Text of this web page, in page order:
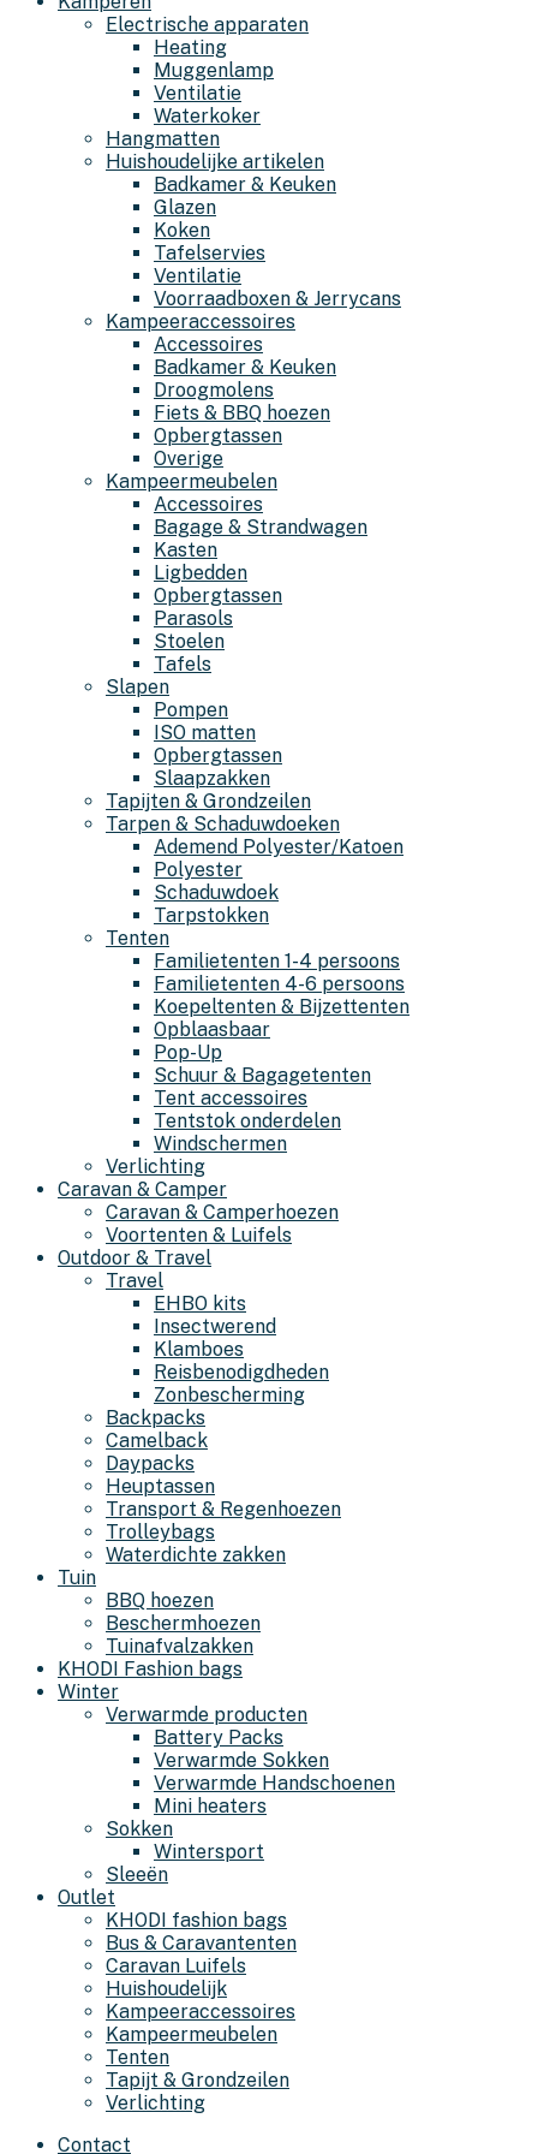
Electrische apparaten
Heating
Muggenlamp
Ventilatie
Waterkoker
Hangmatten
Huishoudelijke artikelen
Badkamer & Keuken
Glazen
Koken
Tafelservies
Ventilatie
Voorraadboxen & Jerrycans
Kampeeraccessoires
Accessoires
Badkamer & Keuken
Droogmolens
Fiets & BBQ hoezen
Opbergtassen
Overige
Kampeermeubelen
Accessoires
Bagage & Strandwagen
Kasten
Ligbedden
Opbergtassen
Parasols
Stoelen
Tafels
Slapen
Pompen
ISO matten
Opbergtassen
Slaapzakken
Tapijten & Grondzeilen
Tarpen & Schaduwdoeken
Ademend Polyester/Katoen
Polyester
Schaduwdoek
Tarpstokken
Tenten
Familietenten 1-4 persoons
Familietenten 4-6 persoons
Koepeltenten & Bijzettenten
Opblaasbaar
Pop-Up
Schuur & Bagagetenten
Tent accessoires
Tentstok onderdelen
Windschermen
Verlichting
Caravan & Camper
Caravan & Camperhoezen
Voortenten & Luifels
Outdoor & Travel
Travel
EHBO kits
Insectwerend
Klamboes
Reisbenodigdheden
Zonbescherming
Backpacks
Camelback
Daypacks
Heuptassen
Transport & Regenhoezen
Trolleybags
Waterdichte zakken
Tuin
BBQ hoezen
Beschermhoezen
Tuinafvalzakken
KHODI Fashion bags
Winter
Verwarmde producten
Battery Packs
Verwarmde Sokken
Verwarmde Handschoenen
Mini heaters
Sokken
Wintersport
Sleeën
Outlet
KHODI fashion bags
Bus & Caravantenten
Caravan Luifels
Huishoudelijk
Kampeeraccessoires
Kampeermeubelen
Tenten
Tapijt & Grondzeilen
Verlichting
Contact